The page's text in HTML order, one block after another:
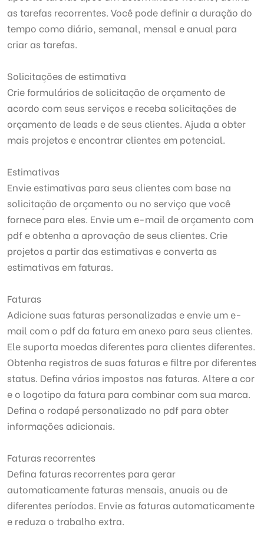
as tarefas recorrentes. Você pode definir a duração do
tempo como diário, semanal, mensal e anual para
criar as tarefas.
Solicitações de estimativa
Crie formulários de solicitação de orçamento de
acordo com seus serviços e receba solicitações de
orçamento de leads e de seus clientes. Ajuda a obter
mais projetos e encontrar clientes em potencial.
Estimativas
Envie estimativas para seus clientes com base na
solicitação de orçamento ou no serviço que você
fornece para eles. Envie um e-mail de orçamento com
pdf e obtenha a aprovação de seus clientes. Crie
projetos a partir das estimativas e converta as
estimativas em faturas.
Faturas
Adicione suas faturas personalizadas e envie um e-
mail com o pdf da fatura em anexo para seus clientes.
Ele suporta moedas diferentes para clientes diferentes.
Obtenha registros de suas faturas e filtre por diferentes
status. Defina vários impostos nas faturas. Altere a cor
e o logotipo da fatura para combinar com sua marca.
Defina o rodapé personalizado no pdf para obter
informações adicionais.
Faturas recorrentes
Defina faturas recorrentes para gerar
automaticamente faturas mensais, anuais ou de
diferentes períodos. Envie as faturas automaticamente
e reduza o trabalho extra.